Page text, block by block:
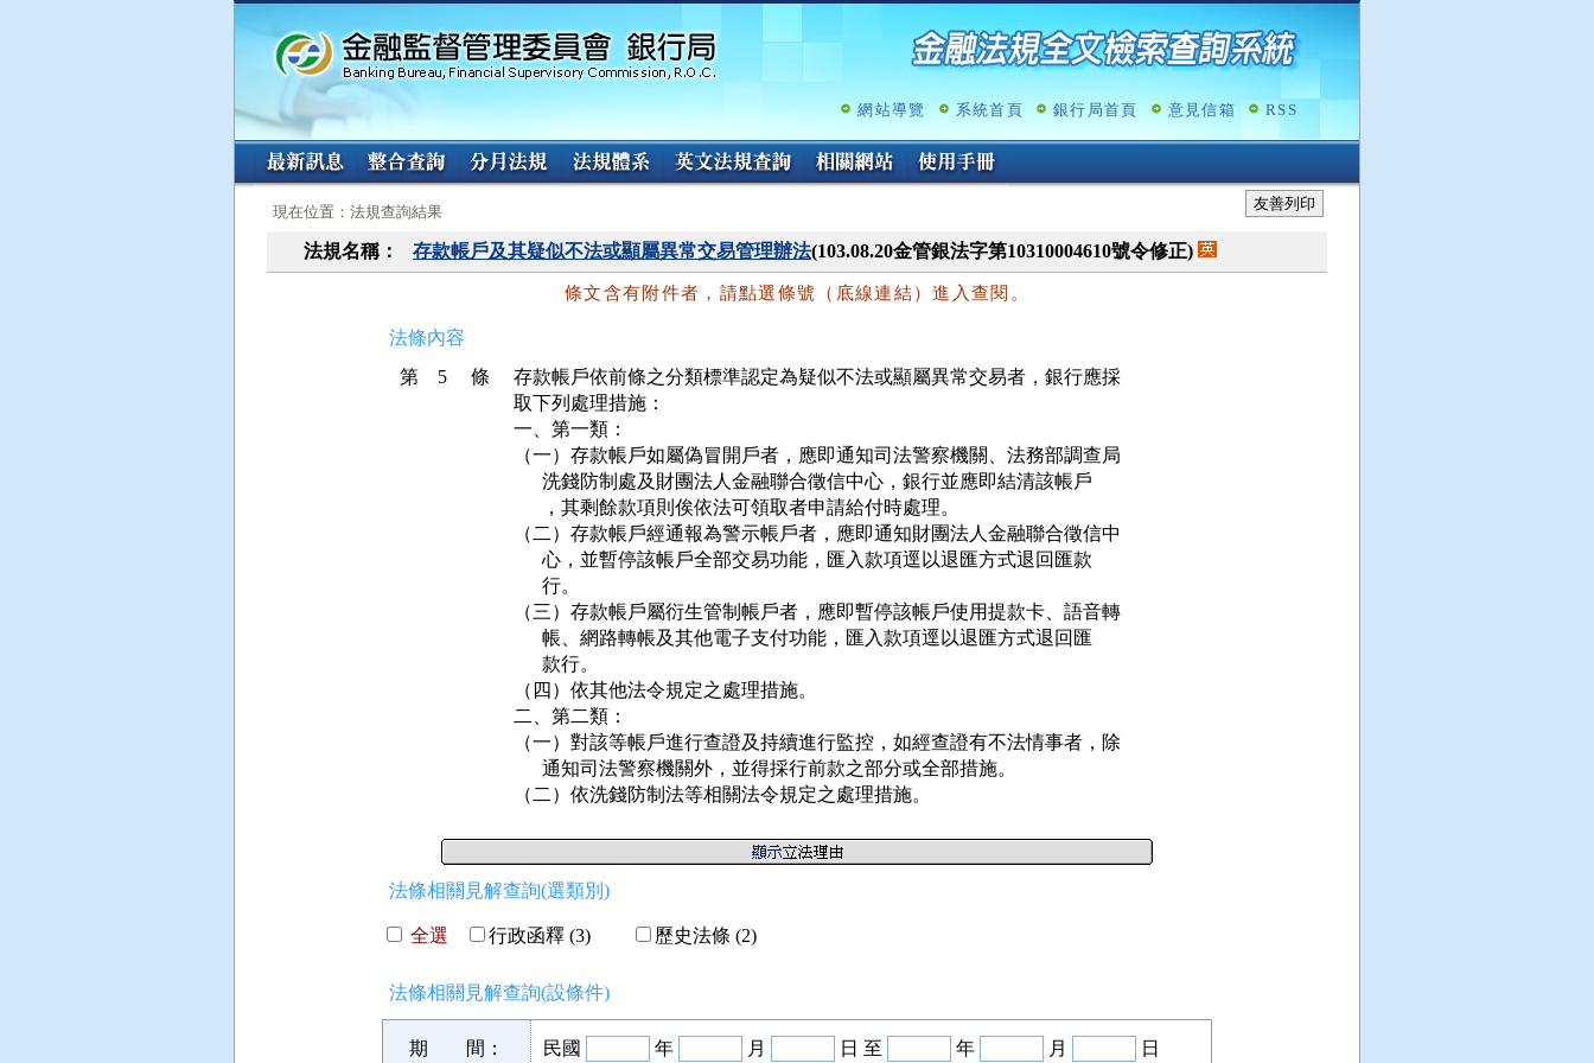
跳
容
網站導覽 系統首頁 銀行局首頁 意見信箱 RSS
:::
現在位置：法規查詢結果 友善列印
法規名稱： 存款帳戶及其疑似不法或顯屬異常交易管理辦法(103.08.20金管銀法字第10310004610號令修正)
條文含有附件者，請點選條號（底線連結）進入查閱。
法條內容
第 5 條
存款帳戶依前條之分類標準認定為疑似不法或顯屬異常交易者，銀行應採
取下列處理措施：
一、第一類：
（一）存款帳戶如屬偽冒開戶者，應即通知司法警察機關、法務部調查局
      洗錢防制處及財團法人金融聯合徵信中心，銀行並應即結清該帳戶
      ，其剩餘款項則俟依法可領取者申請給付時處理。
（二）存款帳戶經通報為警示帳戶者，應即通知財團法人金融聯合徵信中
      心，並暫停該帳戶全部交易功能，匯入款項逕以退匯方式退回匯款
      行。
（三）存款帳戶屬衍生管制帳戶者，應即暫停該帳戶使用提款卡、語音轉
      帳、網路轉帳及其他電子支付功能，匯入款項逕以退匯方式退回匯
      款行。
（四）依其他法令規定之處理措施。
二、第二類：
（一）對該等帳戶進行查證及持續進行監控，如經查證有不法情事者，除
      通知司法警察機關外，並得採行前款之部分或全部措施。
（二）依洗錢防制法等相關法令規定之處理措施。
法條相關見解查詢(選類別)
全選 行政函釋 (3) 歷史法條 (2)
法條相關見解查詢(設條件)
期 間： 民國 年 月 日 至 年 月 日